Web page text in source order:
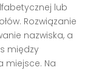
lub
Rozwiązanie
nazwiska, a
między
miejsce. Na